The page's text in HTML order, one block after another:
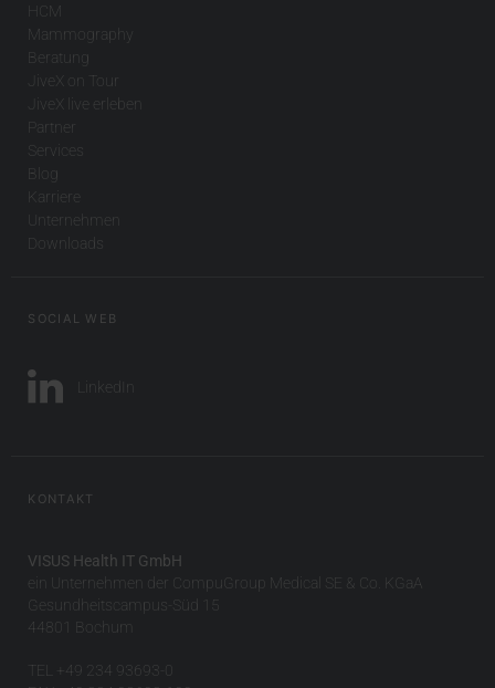
HCM
Mammography
Beratung
JiveX on Tour
JiveX live erleben
Partner
Services
Blog
Karriere
Unternehmen
Downloads
SOCIAL WEB
LinkedIn
KONTAKT
VISUS Health IT GmbH
ein Unternehmen der CompuGroup Medical SE & Co. KGaA
Gesundheitscampus-Süd 15
44801 Bochum
TEL +49 234 93693-0